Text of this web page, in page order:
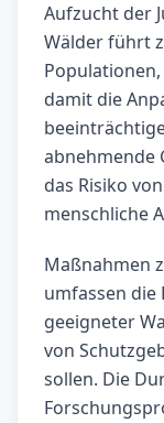
Aufzucht der
Wälder führt
damit die
abnehmende
das Risiko
menschliche
Maßnahmen
umfassen
geeigneter
von
sollen. Die